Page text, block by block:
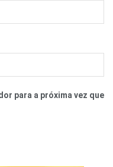
para a próxima vez que